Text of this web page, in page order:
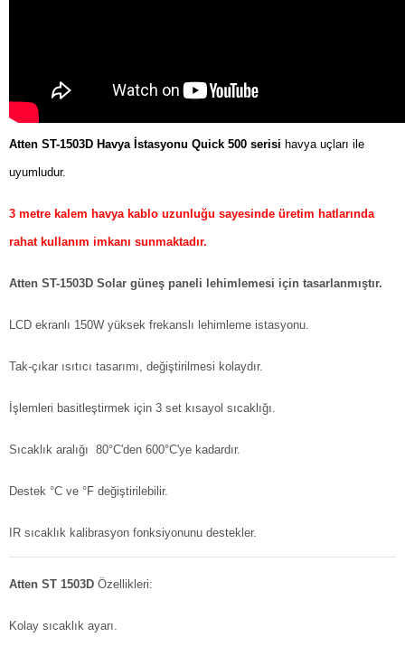
Atten ST-1503D Havya İstasyonu Quick 500 serisi havya uçları ile
uyumludur.
3 metre kalem havya kablo uzunluğu sayesinde üretim hatlarında
rahat kullanım imkanı sunmaktadır.
Atten ST-1503D Solar güneş paneli lehimlemesi için tasarlanmıştır.
LCD ekranlı 150W yüksek frekanslı lehimleme istasyonu.
Tak-çıkar ısıtıcı tasarımı, değiştirilmesi kolaydır.
İşlemleri basitleştirmek için 3 set kısayol sıcaklığı.
Sıcaklık aralığı 80°C'den 600°C'ye kadardır.
Destek °C ve °F değiştirilebilir.
IR sıcaklık kalibrasyon fonksiyonunu destekler.
Atten ST 1503D Özellikleri:
Kolay sıcaklık ayarı.